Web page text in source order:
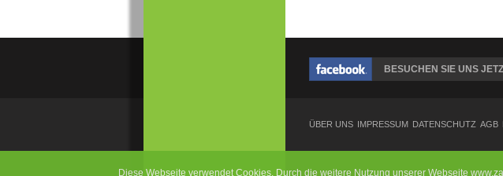
Diese Webseite verwendet Cookies. Durch die weitere Nutzung unserer Webseite
BESUCHEN SIE UNS
ÜBER UNS IMPRESSUM DATENSCHUTZ AGB